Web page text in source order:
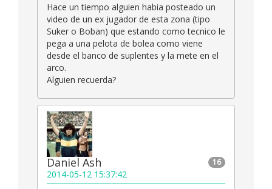
Hace un tiempo alguien habia posteado un
video de un ex jugador de esta zona (tipo
Suker o Boban) que estando como tecnico le
pega a una pelota de bolea como viene
desde el banco de suplentes y la mete en el
arco.
Alguien recuerda?
16
Daniel Ash
2014-05-12 15:37:42